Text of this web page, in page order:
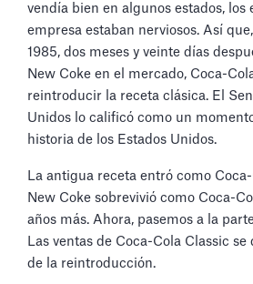
vendía bien en algunos estados, los
empresa estaban nerviosos. Así
1985, dos meses y veinte días
New Coke en el mercado, Coca-
reintroducir la receta clásica. El
Unidos lo calificó como un
historia de los Estados Unidos.
La antigua receta entró como
New Coke sobrevivió como Coca-
años más. Ahora, pasemos a la
Las ventas de Coca-Cola Classic
de la reintroducción.